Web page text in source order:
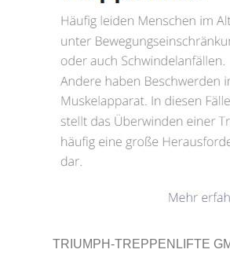
TRIUMPH-TREPPENLIFTE